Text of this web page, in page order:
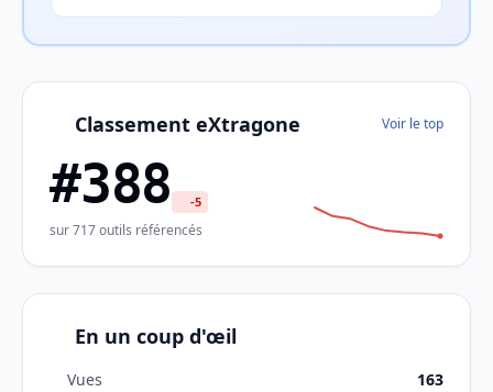
Classement eXtragone Voir le top
#388 -5
sur 717 outils référencés
En un coup d'œil
Vues
163